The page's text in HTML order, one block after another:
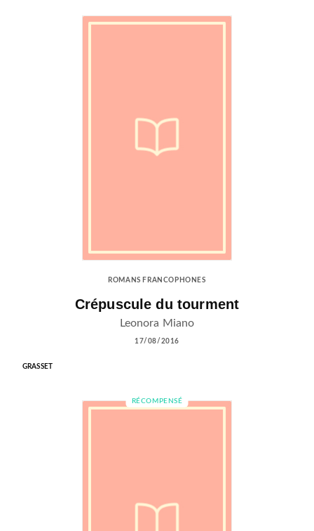
ROMANS FRANCOPHONES
Crépuscule du tourment
Leonora Miano
17/08/2016
GRASSET
RÉCOMPENSÉ